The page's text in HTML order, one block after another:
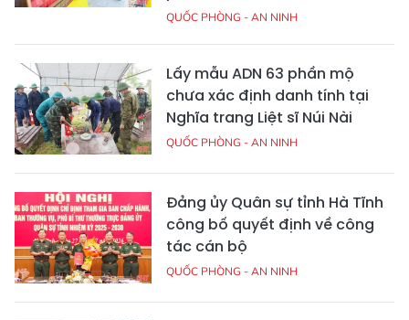
QUỐC PHÒNG - AN NINH
Lấy mẫu ADN 63 phần mộ
chưa xác định danh tính tại
Nghĩa trang Liệt sĩ Núi Nài
QUỐC PHÒNG - AN NINH
Đảng ủy Quân sự tỉnh Hà Tĩnh
công bố quyết định về công
tác cán bộ
QUỐC PHÒNG - AN NINH